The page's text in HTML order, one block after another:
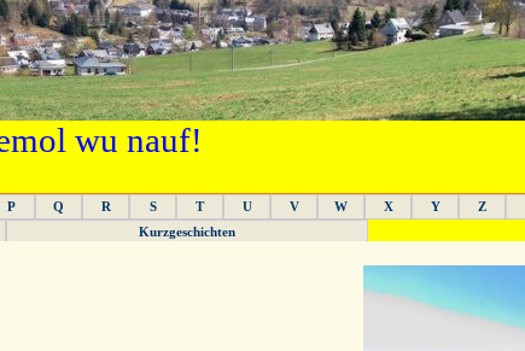
wu nauf!
P Q R S T U V W X Y Z
Kurzgeschichten